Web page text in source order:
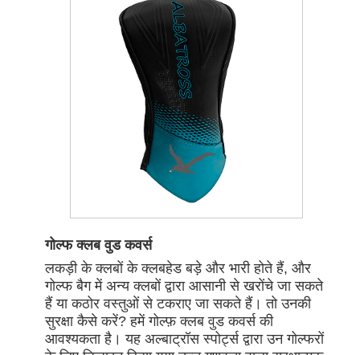
गोल्फ क्लब वुड कवर्स
लकड़ी के क्लबों के क्लबहेड बड़े और भारी होते हैं, और
गोल्फ बैग में अन्य क्लबों द्वारा आसानी से खरोंचे जा सकते
हैं या कठोर वस्तुओं से टकराए जा सकते हैं। तो उनकी
सुरक्षा कैसे करें? हमें गोल्फ़ क्लब वुड कवर्स की
आवश्यकता है। यह अल्बाट्रॉस स्पोर्ट्स द्वारा उन गोल्फरों